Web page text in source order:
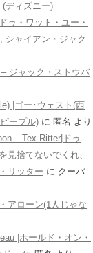
(ディズニー)
ゥ・ワット・ユー・
シャイアン・ジャク
ジャック・ストウバ
|ゴー･ウェスト(西
ープル) に 匿名 より
– Tex Ritter|ドゥ
見捨てないでくれ、
リッター に クーパ
アローン(1人じゃな
|ホールド・オン・